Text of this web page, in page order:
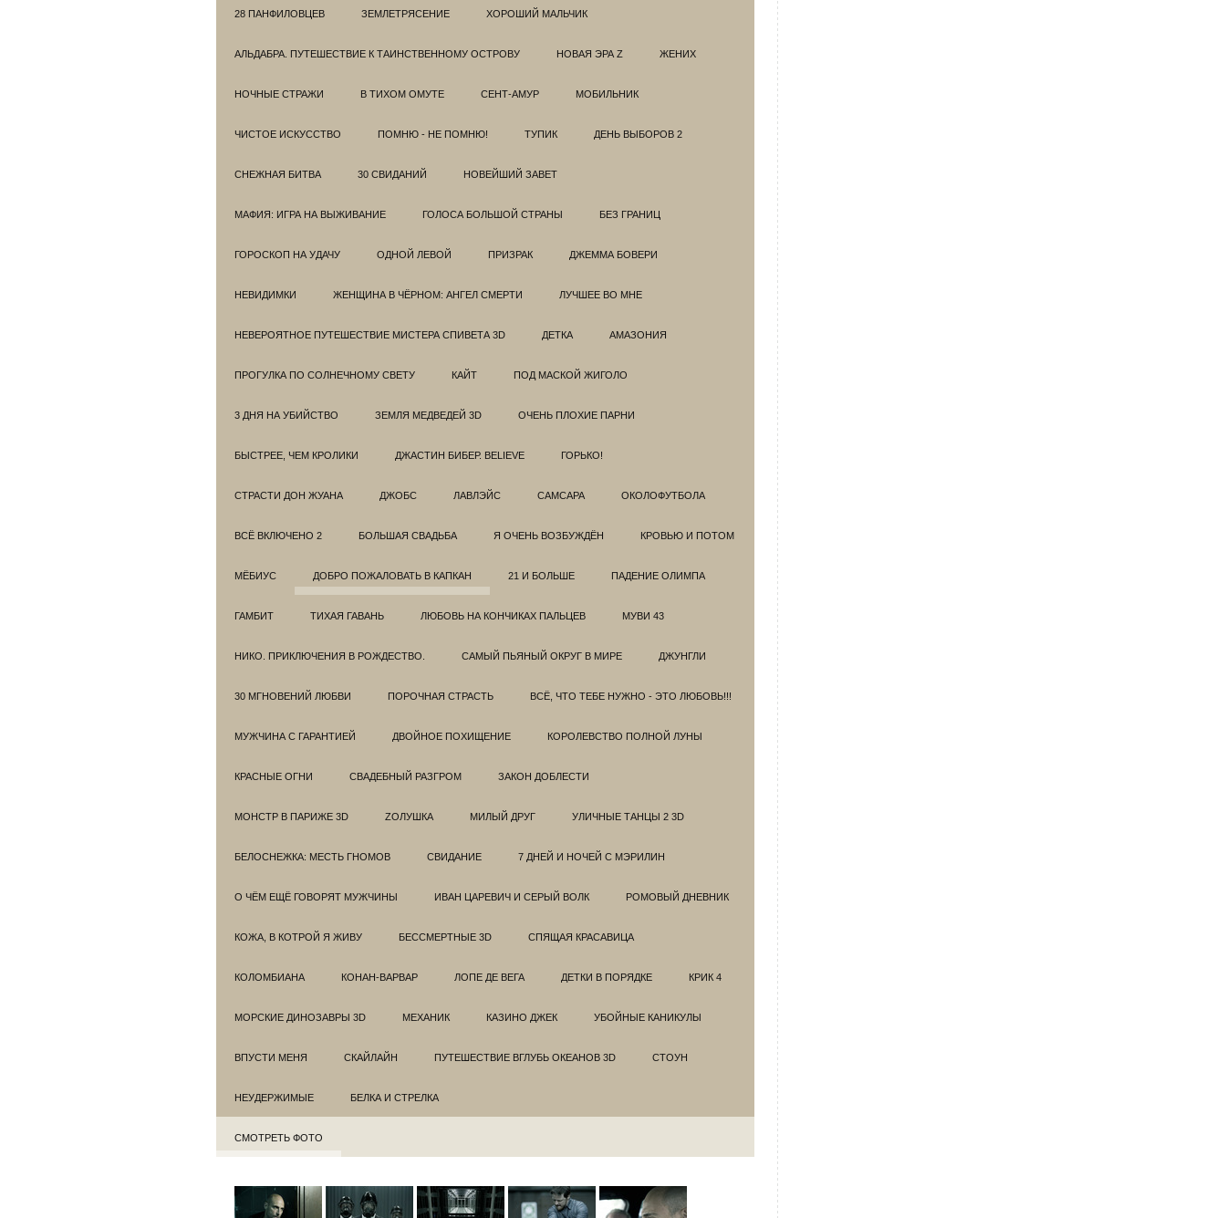
28 ПАНФИЛОВЦЕВ ЗЕМЛЕТРЯСЕНИЕ ХОРОШИЙ МАЛЬЧИК
АЛЬДАБРА. ПУТЕШЕСТВИЕ К ТАИНСТВЕННОМУ ОСТРОВУ НОВАЯ ЭРА Z ЖЕНИХ
НОЧНЫЕ СТРАЖИ В ТИХОМ ОМУТЕ СЕНТ-АМУР МОБИЛЬНИК
ЧИСТОЕ ИСКУССТВО ПОМНЮ - НЕ ПОМНЮ! ТУПИК ДЕНЬ ВЫБОРОВ 2
СНЕЖНАЯ БИТВА 30 СВИДАНИЙ НОВЕЙШИЙ ЗАВЕТ
МАФИЯ: ИГРА НА ВЫЖИВАНИЕ ГОЛОСА БОЛЬШОЙ СТРАНЫ БЕЗ ГРАНИЦ
ГОРОСКОП НА УДАЧУ ОДНОЙ ЛЕВОЙ ПРИЗРАК ДЖЕММА БОВЕРИ
НЕВИДИМКИ ЖЕНЩИНА В ЧЁРНОМ: АНГЕЛ СМЕРТИ ЛУЧШЕЕ ВО МНЕ
НЕВЕРОЯТНОЕ ПУТЕШЕСТВИЕ МИСТЕРА СПИВЕТА 3D ДЕТКА АМАЗОНИЯ
ПРОГУЛКА ПО СОЛНЕЧНОМУ СВЕТУ КАЙТ ПОД МАСКОЙ ЖИГОЛО
3 ДНЯ НА УБИЙСТВО ЗЕМЛЯ МЕДВЕДЕЙ 3D ОЧЕНЬ ПЛОХИЕ ПАРНИ
БЫСТРЕЕ, ЧЕМ КРОЛИКИ ДЖАСТИН БИБЕР. BELIEVE ГОРЬКО!
СТРАСТИ ДОН ЖУАНА ДЖОБС ЛАВЛЭЙС САМСАРА ОКОЛОФУТБОЛА
ВСЁ ВКЛЮЧЕНО 2 БОЛЬШАЯ СВАДЬБА Я ОЧЕНЬ ВОЗБУЖДЁН КРОВЬЮ И ПОТОМ
МЁБИУС ДОБРО ПОЖАЛОВАТЬ В КАПКАН 21 И БОЛЬШЕ ПАДЕНИЕ ОЛИМПА
ГАМБИТ ТИХАЯ ГАВАНЬ ЛЮБОВЬ НА КОНЧИКАХ ПАЛЬЦЕВ МУВИ 43
НИКО. ПРИКЛЮЧЕНИЯ В РОЖДЕСТВО. САМЫЙ ПЬЯНЫЙ ОКРУГ В МИРЕ ДЖУНГЛИ
30 МГНОВЕНИЙ ЛЮБВИ ПОРОЧНАЯ СТРАСТЬ ВСЁ, ЧТО ТЕБЕ НУЖНО - ЭТО ЛЮБОВЬ!!!
МУЖЧИНА С ГАРАНТИЕЙ ДВОЙНОЕ ПОХИЩЕНИЕ КОРОЛЕВСТВО ПОЛНОЙ ЛУНЫ
КРАСНЫЕ ОГНИ СВАДЕБНЫЙ РАЗГРОМ ЗАКОН ДОБЛЕСТИ
МОНСТР В ПАРИЖЕ 3D ZОЛУШКА МИЛЫЙ ДРУГ УЛИЧНЫЕ ТАНЦЫ 2 3D
БЕЛОСНЕЖКА: МЕСТЬ ГНОМОВ СВИДАНИЕ 7 ДНЕЙ И НОЧЕЙ С МЭРИЛИН
О ЧЁМ ЕЩЁ ГОВОРЯТ МУЖЧИНЫ ИВАН ЦАРЕВИЧ И СЕРЫЙ ВОЛК РОМОВЫЙ ДНЕВНИК
КОЖА, В КОТРОЙ Я ЖИВУ БЕССМЕРТНЫЕ 3D СПЯЩАЯ КРАСАВИЦА
КОЛОМБИАНА КОНАН-ВАРВАР ЛОПЕ ДЕ ВЕГА ДЕТКИ В ПОРЯДКЕ КРИК 4
МОРСКИЕ ДИНОЗАВРЫ 3D МЕХАНИК КАЗИНО ДЖЕК УБОЙНЫЕ КАНИКУЛЫ
ВПУСТИ МЕНЯ СКАЙЛАЙН ПУТЕШЕСТВИЕ ВГЛУБЬ ОКЕАНОВ 3D СТОУН
НЕУДЕРЖИМЫЕ БЕЛКА И СТРЕЛКА
СМОТРЕТЬ ФОТО